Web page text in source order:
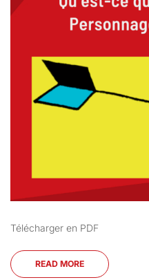
Télécharger en PDF
READ MORE